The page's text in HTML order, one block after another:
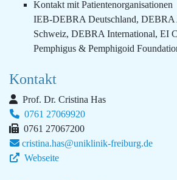
Kontakt mit Patientenorganisationen
IEB-DEBRA Deutschland,
Schweiz, DEBRA International, EI
Pemphigus & Pemphigoid
Kontakt
Prof. Dr. Cristina Has
0761 27069920
0761 27067200
cristina.has@uniklinik-freiburg.de
Webseite